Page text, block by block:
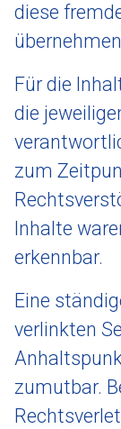
diese
Für die
die
zum
Inhalte
erkennbar.
Eine
verlinkten
zumutbar.